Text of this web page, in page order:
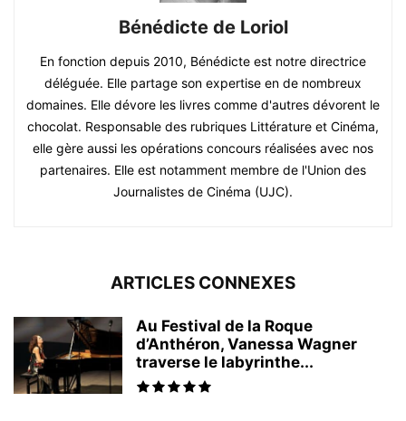
Bénédicte de Loriol
En fonction depuis 2010, Bénédicte est notre directrice
déléguée. Elle partage son expertise en de nombreux
domaines. Elle dévore les livres comme d'autres dévorent le
chocolat. Responsable des rubriques Littérature et Cinéma,
elle gère aussi les opérations concours réalisées avec nos
partenaires. Elle est notamment membre de l'Union des
Journalistes de Cinéma (UJC).
ARTICLES CONNEXES
Au Festival de la Roque
d’Anthéron, Vanessa Wagner
traverse le labyrinthe...